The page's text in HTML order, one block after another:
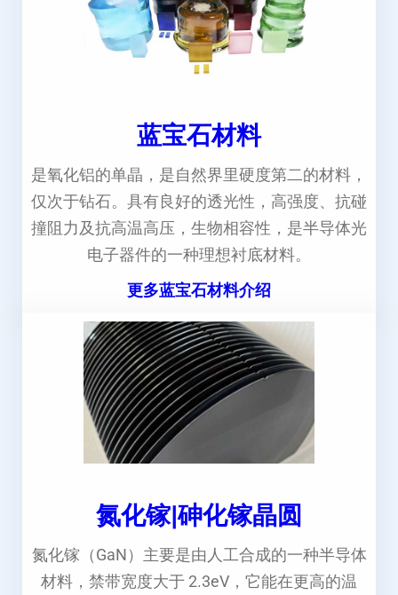
蓝宝石材料
是氧化铝的单晶，是自然界里硬度第二的材料，
仅次于钻石。具有良好的透光性，高强度、抗碰
撞阻力及抗高温高压，生物相容性，是半导体光
电子器件的一种理想衬底材料。
更多蓝宝石材料介绍
氮化镓|砷化镓晶圆
氮化镓（GaN）主要是由人工合成的一种半导体
材料，禁带宽度大于 2.3eV，它能在更高的温